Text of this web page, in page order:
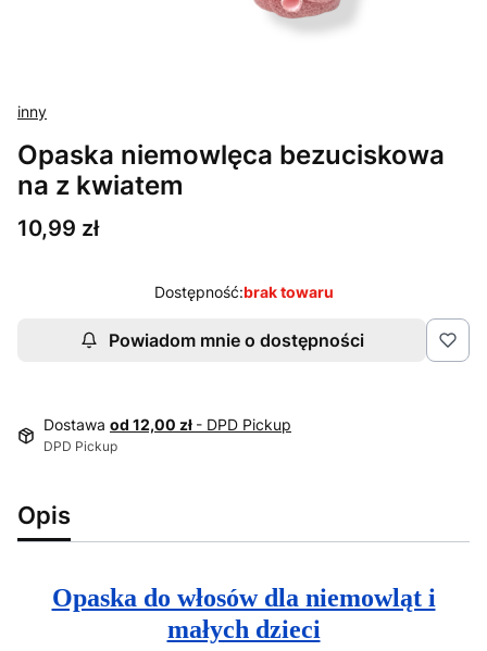
inny
Opaska niemowlęca bezuciskowa
na z kwiatem
Cena
10,99 zł
Dostępność:brak towaru
Powiadom mnie o dostępności
Dostawa od 12,00 zł - DPD Pickup
DPD Pickup
Opis
Opaska do włosów dla niemowląt i
małych dzieci